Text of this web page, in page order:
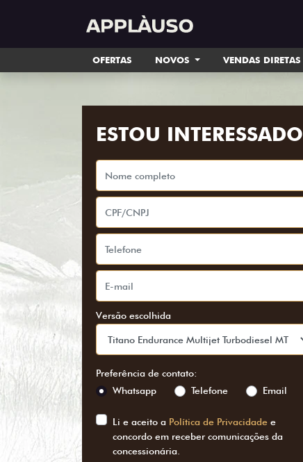
OFERTAS NOVOS VENDAS DIRETAS
ESTOU INTERESSADO
Versão escolhida
Preferência de contato:
Whatsapp
Telefone Email
Li e aceito a Política de Privacidade e
concordo em receber comunicações da
concessionária.